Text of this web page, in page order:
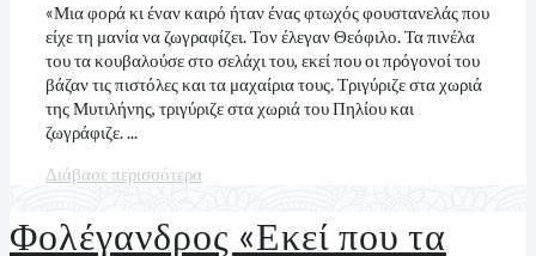
«Μια φορά κι έναν καιρό ήταν ένας φτωχός φουστανελάς που
είχε τη μανία να ζωγραφίζει. Τον έλεγαν Θεόφιλο. Τα πινέλα
του τα κουβαλούσε στο σελάχι του, εκεί που οι πρόγονοί του
βάζαν τις πιστόλες και τα μαχαίρια τους. Τριγύριζε στα χωριά
της Μυτιλήνης, τριγύριζε στα χωριά του Πηλίου και
ζωγράφιζε. ...
Διάβασε περισσότερα
Φολέγανδρος «Εκεί που τα